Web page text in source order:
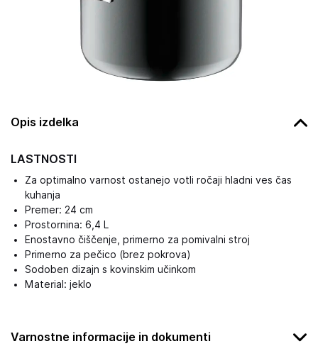
Opis izdelka
LASTNOSTI
Za optimalno varnost ostanejo votli ročaji hladni ves čas
kuhanja
Premer: 24 cm
Prostornina: 6,4 L
Enostavno čiščenje, primerno za pomivalni stroj
Primerno za pečico (brez pokrova)
Sodoben dizajn s kovinskim učinkom
Material: jeklo
Varnostne informacije in dokumenti